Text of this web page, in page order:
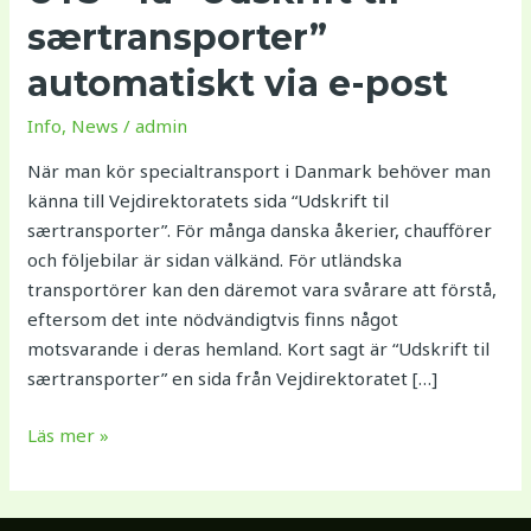
særtransporter”
automatiskt via e-post
Info, News /admin
När man kör specialtransport i Danmark behöver man
känna till Vejdirektoratets sida “Udskrift til
særtransporter”. För många danska åkerier, chaufförer
och följebilar är sidan välkänd. För utländska
transportörer kan den däremot vara svårare att förstå,
eftersom det inte nödvändigtvis finns något
motsvarande i deras hemland. Kort sagt är “Udskrift til
særtransporter” en sida från Vejdirektoratet […]
e-
Läs mer »